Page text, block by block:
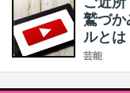
鷲づか
ルとは
芸能